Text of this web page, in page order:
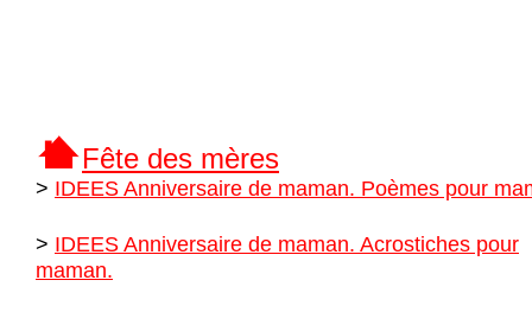
Fête des mères
> IDEES Anniversaire de maman. Poèmes pour
> IDEES Anniversaire de maman. Acrostiches pour
maman.